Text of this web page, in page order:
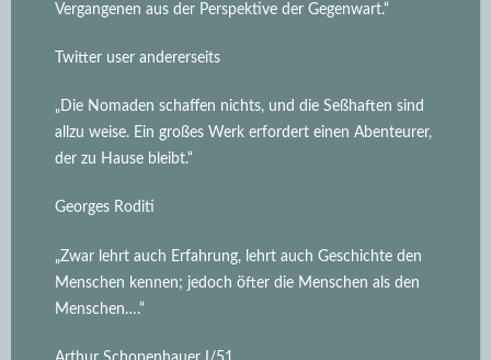
Vergangenen aus der Perspektive der Gegenwart.“
Twitter user andererseits
„Die Nomaden schaffen nichts, und die Seßhaften sind
allzu weise. Ein großes Werk erfordert einen Abenteurer,
der zu Hause bleibt.“
Georges Roditi
„Zwar lehrt auch Erfahrung, lehrt auch Geschichte den
Menschen kennen; jedoch öfter die Menschen als den
Menschen….“